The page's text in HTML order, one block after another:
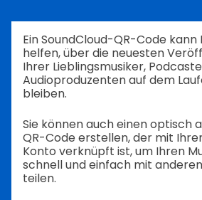
Ein SoundCloud-QR-Code
helfen, über die neuesten
Ihrer Lieblingsmusiker,
Audioproduzenten auf dem
bleiben.
Sie können auch einen optisch
QR-Code erstellen, der mit
Konto verknüpft ist, um Ihren
schnell und einfach mit
teilen.